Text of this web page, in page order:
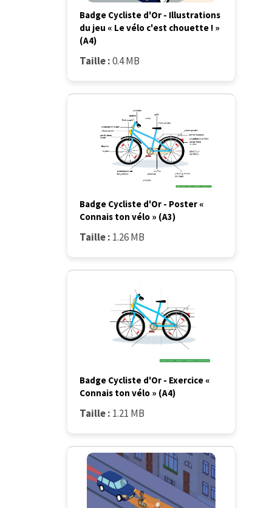
Badge Cycliste d'Or - Illustrations
du jeu « Le vélo c'est chouette ! »
(A4)
Taille :0.4 MB
Badge Cycliste d'Or - Poster «
Connais ton vélo » (A3)
Taille : 1.26 MB
Badge Cycliste d'Or - Exercice «
Connais ton vélo » (A4)
Taille : 1.21 MB